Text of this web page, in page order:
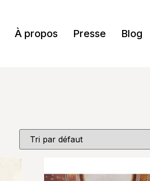
À propos Presse Blog